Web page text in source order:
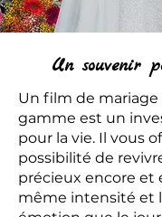
Un souvenir
Un film de
gamme est un
pour la vie. Il vous
possibilité de
précieux encore et
même intensité et